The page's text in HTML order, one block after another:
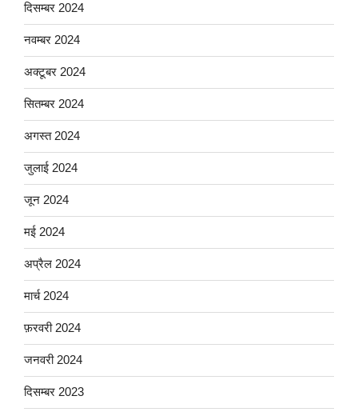
दिसम्बर 2024
नवम्बर 2024
अक्टूबर 2024
सितम्बर 2024
अगस्त 2024
जुलाई 2024
जून 2024
मई 2024
अप्रैल 2024
मार्च 2024
फ़रवरी 2024
जनवरी 2024
दिसम्बर 2023